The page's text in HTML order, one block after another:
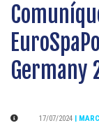
Germany
17/07/2024 |